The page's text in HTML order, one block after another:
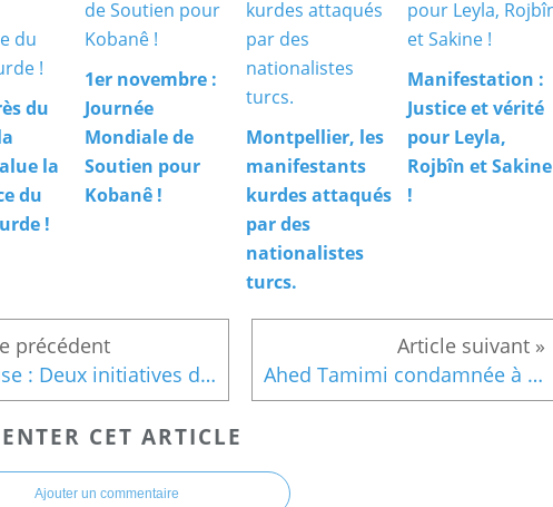
du
la
du
!
1er novembre :
Journée
Mondiale de
Soutien pour
Kobanê !
Montpellier, les
manifestants
kurdes attaqués
par des
nationalistes
turcs.
Manifestation :
Justice et vérité
pour Leyla,
Rojbîn et Sakine
!
Toulouse : Deux initiatives de solidarités pour les victimes des violences policières ! Ahed Tamimi condamnée à 8 mois de prison !
CET ARTICLE
Ajouter un commentaire